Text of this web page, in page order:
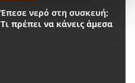
Έπεσε νερό στη συσκευή;
Τι πρέπει να κάνεις άμεσα